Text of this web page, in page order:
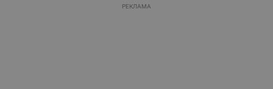
РЕКЛАМА